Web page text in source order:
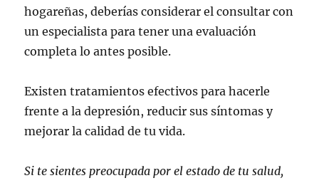
hogareñas, deberías considerar el consultar con
un especialista para tener una evaluación
completa lo antes posible.
Existen tratamientos efectivos para hacerle
frente a la depresión, reducir sus síntomas y
mejorar la calidad de tu vida.
Si te sientes preocupada por el estado de tu salud,